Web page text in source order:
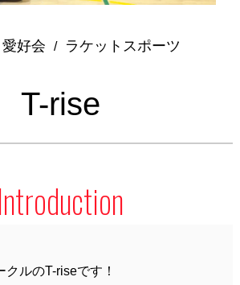
愛好会 / ラケットスポーツ
T-rise
Introduction
ルのT-riseです！